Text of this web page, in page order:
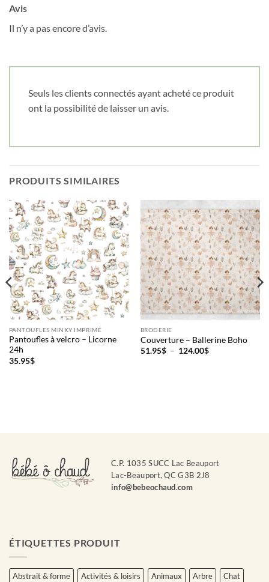
Avis
Il n’y a pas encore d’avis.
Seuls les clients connectés ayant acheté ce produit
ont la possibilité de laisser un avis.
PRODUITS SIMILAIRES
PANTOUFLES MINKY IMPRIMÉ
Pantoufles à velcro – Licorne
24h
35.95$
BRODERIE
Couverture – Ballerine Boho
51.95$ – 124.00$Plage
C.P. 1035 SUCC Lac Beauport
Lac-Beauport, QC G3B 2J8
info@bebeochaud.com
ÉTIQUETTES PRODUIT
Abstrait & forme Activités & loisirs Animaux Arbre
Chat